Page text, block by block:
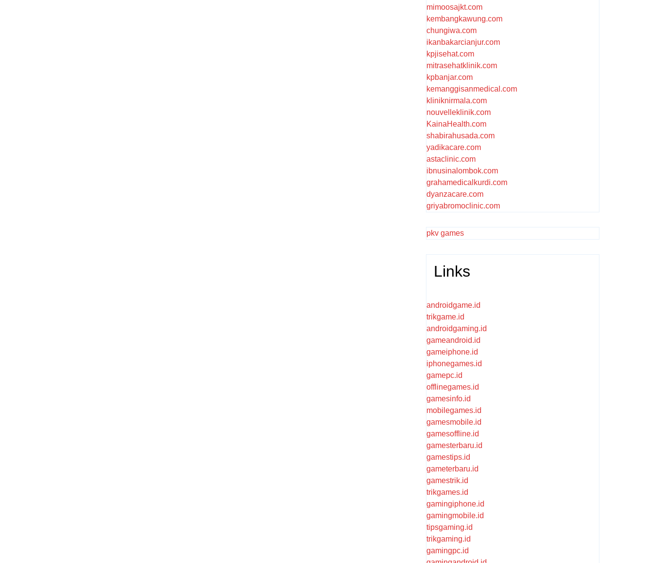
mimoosajkt.com
kembangkawung.com
chungiwa.com
ikanbakarcianjur.com
kpjisehat.com
mitrasehatklinik.com
kpbanjar.com
kemanggisanmedical.com
kliniknirmala.com
nouvelleklinik.com
KainaHealth.com
shabirahusada.com
yadikacare.com
astaclinic.com
ibnusinalombok.com
grahamedicalkurdi.com
dyanzacare.com
griyabromoclinic.com
pkv games
Links
androidgame.id
trikgame.id
androidgaming.id
gameandroid.id
gameiphone.id
iphonegames.id
gamepc.id
offlinegames.id
gamesinfo.id
mobilegames.id
gamesmobile.id
gamesoffline.id
gamesterbaru.id
gamestips.id
gameterbaru.id
gamestrik.id
trikgames.id
gamingiphone.id
gamingmobile.id
tipsgaming.id
trikgaming.id
gamingpc.id